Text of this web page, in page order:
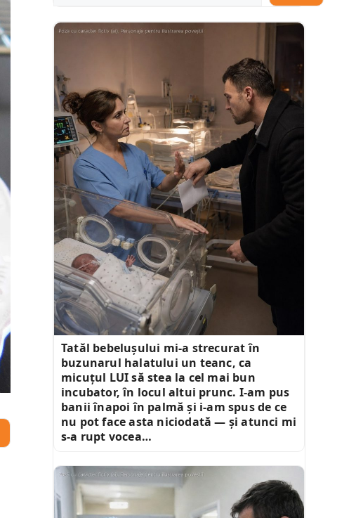
Tatăl bebelușului mi-a strecurat în
buzunarul halatului un teanc, ca
micuțul LUI să stea la cel mai bun
incubator, în locul altui prunc. I-am pus
banii înapoi în palmă și i-am spus de ce
nu pot face asta niciodată — și atunci mi
s-a rupt vocea…